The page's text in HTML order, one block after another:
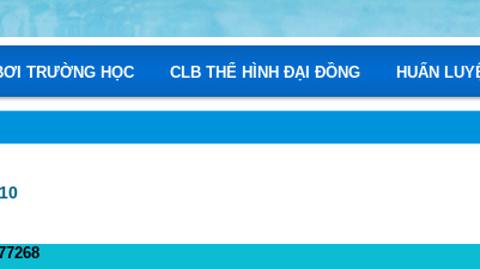
TRƯỜNG HỌC CLB THỂ HÌNH ĐẠI ĐỒNG HUẤN